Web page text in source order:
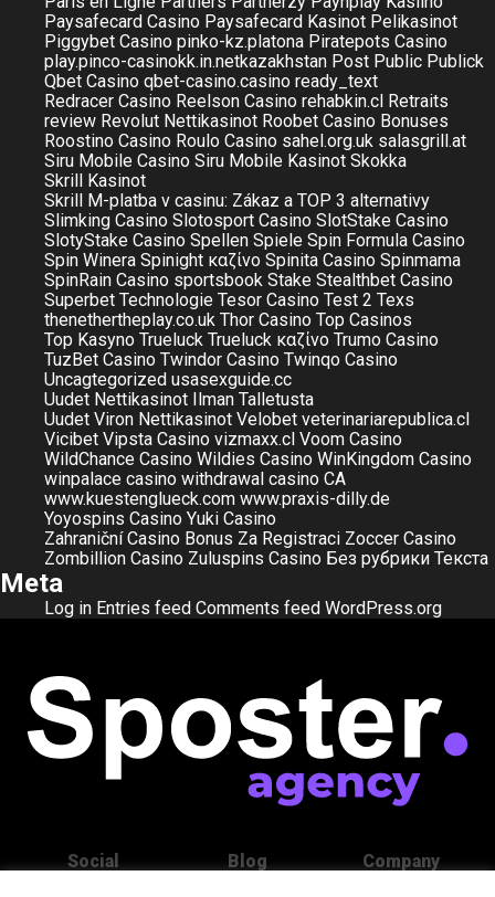
Paysafecard Casino Paysafecard Kasinot Pelikasinot
Piggybet Casino pinko-kz.platona Piratepots Casino
play.pinco-casinokk.in.netkazakhstan Post Public Publick
Qbet Casino qbet-casino.casino ready_text
Redracer Casino Reelson Casino rehabkin.cl Retraits
review Revolut Nettikasinot Roobet Casino Bonuses
Roostino Casino Roulo Casino sahel.org.uk salasgrill.at
Siru Mobile Casino Siru Mobile Kasinot Skokka
Skrill Kasinot
Skrill M-platba v casinu: Zákaz a TOP 3 alternativy
Slimking Casino Slotosport Casino SlotStake Casino
SlotyStake Casino Spellen Spiele Spin Formula Casino
Spin Winera Spinight καζίνο Spinita Casino Spinmama
SpinRain Casino sportsbook Stake Stealthbet Casino
Superbet Technologie Tesor Casino Test 2 Texs
thenethertheplay.co.uk Thor Casino Top Casinos
Top Kasyno Trueluck Trueluck καζίνο Trumo Casino
TuzBet Casino Twindor Casino Twinqo Casino
Uncagtegorized usasexguide.cc
Uudet Nettikasinot Ilman Talletusta
Uudet Viron Nettikasinot Velobet veterinariarepublica.cl
Vicibet Vipsta Casino vizmaxx.cl Voom Casino
WildChance Casino Wildies Casino WinKingdom Casino
winpalace casino withdrawal casino CA
www.kuestenglueck.com www.praxis-dilly.de
Yoyospins Casino Yuki Casino
Zahraniční Casino Bonus Za Registraci Zoccer Casino
Zombillion Casino Zuluspins Casino Без рубрики Текста
Meta
Log in Entries feed Comments feed WordPress.org
Social Company
Blog